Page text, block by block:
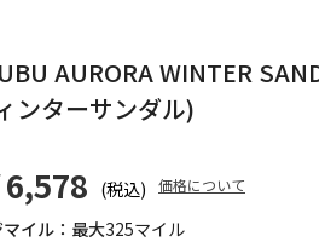
イル：最大325マイル
AURORA WINTER
ンターサンダル)
6,578 (税込) 価格について